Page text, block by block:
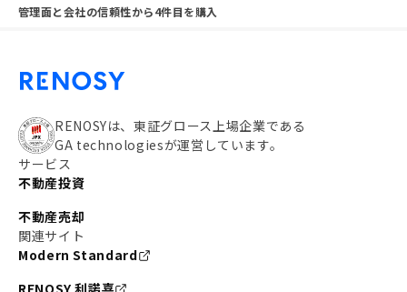
管理面と会社の信頼性から4件目を購入
RENOSYは、東証グロース上場企業である
GA technologiesが運営しています。
サービス
不動産投資
不動産売却
関連サイト
Modern Standard
RENOSY 利諾喜